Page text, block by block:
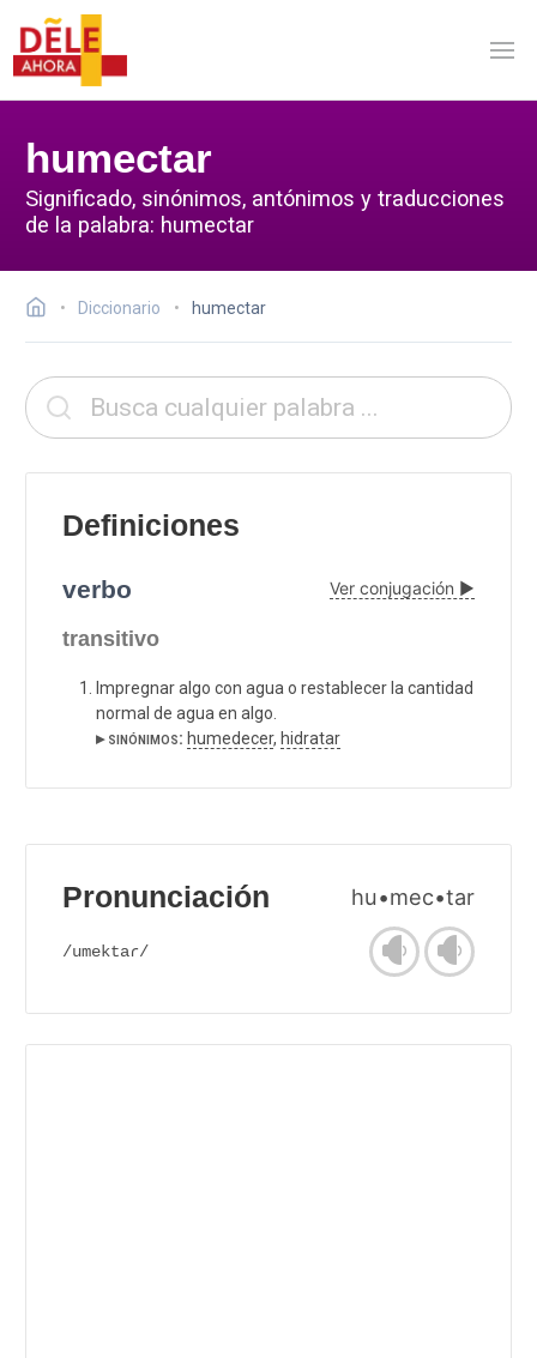
humectar
Significado, sinónimos, antónimos y traducciones
de la palabra: humectar
Diccionario humectar
Definiciones
verbo Ver conjugación ▶
transitivo
Impregnar algo con agua o restablecer la cantidad
normal de agua en algo.
▸ sinónimos: humedecer, hidratar
Pronunciación hu•mec•tar
/umektaɾ/